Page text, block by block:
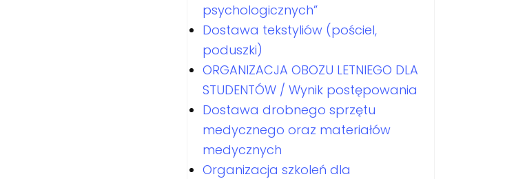
psychologicznych”
Dostawa tekstyliów (pościel,
poduszki)
ORGANIZACJA OBOZU LETNIEGO DLA
STUDENTÓW / Wynik postępowania
Dostawa drobnego sprzętu
medycznego oraz materiałów
medycznych
Organizacja szkoleń dla